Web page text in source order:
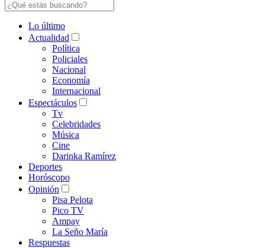
Lo último
Actualidad
Política
Policiales
Nacional
Economía
Internacional
Espectáculos
Tv
Celebridades
Música
Cine
Darinka Ramírez
Deportes
Horóscopo
Opinión
Pisa Pelota
Pico TV
Ampay
La Seño María
Respuestas